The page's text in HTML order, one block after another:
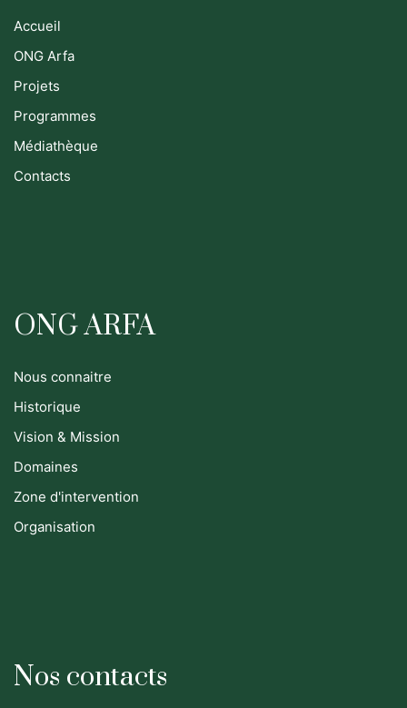
Accueil
ONG Arfa
Projets
Programmes
Médiathèque
Contacts
ONG ARFA
Nous connaitre
Historique
Vision & Mission
Domaines
Zone d'intervention
Organisation
Nos contacts